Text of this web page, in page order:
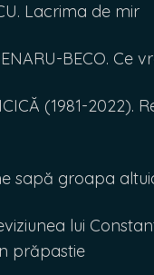
Lacrima de mir
BECO. Ce
(1981-2022).
sapă groapa
lui
prăpastie